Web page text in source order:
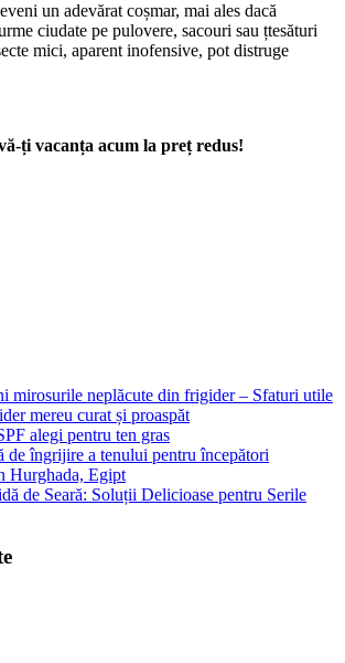
un adevărat coșmar, mai ales dacă
ciudate pe pulovere, sacouri sau țtesături
mici, aparent inofensive, pot distruge
ți vacanța acum la preț redus!
mirosurile neplăcute din frigider – Sfaturi utile
mereu curat și proaspăt
alegi pentru ten gras
de îngrijire a tenului pentru începători
Hurghada, Egipt
de Seară: Soluții Delicioase pentru Serile